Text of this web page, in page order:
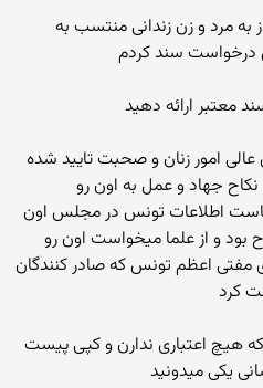
به مرد و زن زندانی منتسب به
درخواست سند کردم
معتبر ارائه دهید
امور زنان و صحبت تایید شده
جهاد و عمل به اون رو
اطلاعات تونس در مجلس اون
و از علما میخواست اون رو
مفتی اعظم تونس که صادر کنندگان
کرد
که هیچ اعتباری ندارن و کپی پیست
یکی میدونید